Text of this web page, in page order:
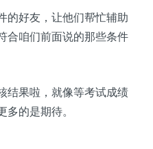
的好友，让他们帮忙辅助
合咱们前面说的那些条件
结果啦，就像等考试成绩
的是期待。